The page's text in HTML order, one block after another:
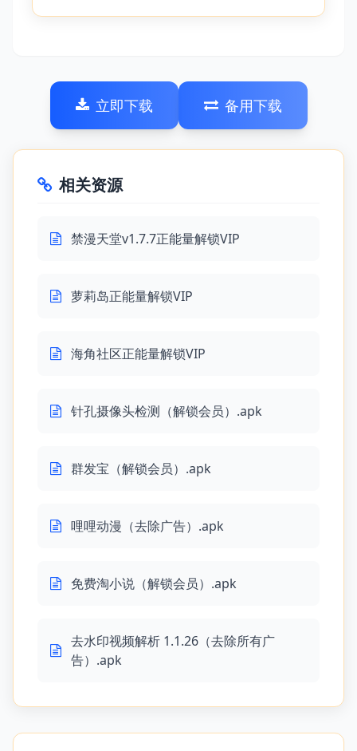
立即下载 备用下载
相关资源
禁漫天堂v1.7.7正能量解锁VIP
萝莉岛正能量解锁VIP
海角社区正能量解锁VIP
针孔摄像头检测（解锁会员）.apk
群发宝（解锁会员）.apk
哩哩动漫（去除广告）.apk
免费淘小说（解锁会员）.apk
去水印视频解析 1.1.26（去除所有广
告）.apk